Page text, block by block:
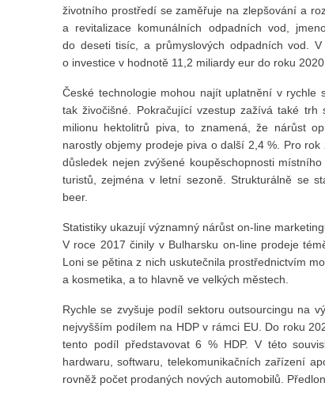
životního prostředí se zaměřuje na zlepšování a
a revitalizace komunálních odpadních vod,
do deseti tisíc, a průmyslových odpadních vod.
o investice v hodnotě 11,2 miliardy eur do roku 2020.
České technologie mohou najít uplatnění v rychle
tak živočišné. Pokračující vzestup zažívá také
milionu hektolitrů piva, to znamená, že nárůst
narostly objemy prodeje piva o další 2,4 %. Pro
důsledek nejen zvýšené koupěschopnosti
turistů, zejména v letní sezoně. Strukturálně se
beer.
Statistiky ukazují významný nárůst on-line
V roce 2017 činily v Bulharsku on-line prodeje
Loni se pětina z nich uskutečnila prostřednictvím
a kosmetika, a to hlavně ve velkých městech.
Rychle se zvyšuje podíl sektoru outsourcingu na
nejvyšším podílem na HDP v rámci EU. Do roku
tento podíl představovat 6 % HDP. V této
hardwaru, softwaru, telekomunikačních zařízení
rovněž počet prodaných nových automobilů.